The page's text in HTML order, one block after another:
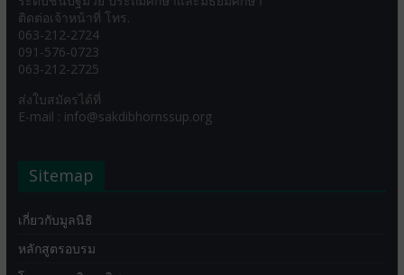
ติดต่อเจ้าหน้าที่ โทร.
063-212-2724
091-576-0723
063-212-2725
ส่งใบสมัครได้ที่
E-mail : info@sakdibhornssup.org
Sitemap
เกี่ยวกับมูลนิธิ
หลักสูตรอบรม